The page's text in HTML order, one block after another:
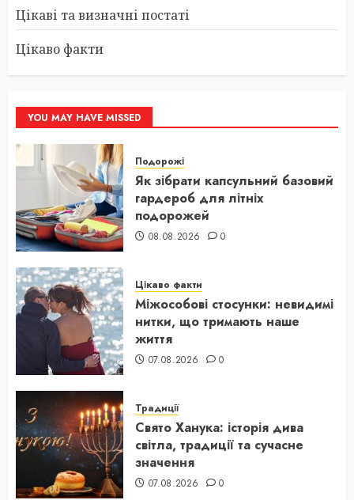
Цікаві та визначні постаті
Цікаво факти
YOU MAY HAVE MISSED
Подорожі
Як зібрати капсульний базовий
гардероб для літніх
подорожей
08.08.2026 0
Цікаво факти
Міжособові стосунки: невидимі
нитки, що тримають наше
життя
07.08.2026 0
Традиції
Свято Ханука: історія дива
світла, традиції та сучасне
значення
07.08.2026 0